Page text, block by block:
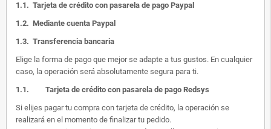
1.1. Tarjeta de crédito con pasarela de pago Paypal
1.2. Mediante cuenta Paypal
1.3. Transferencia bancaria
Elige la forma de pago que mejor se adapte a tus gustos. En cualquier
caso, la operación será absolutamente segura para ti.
1.1. Tarjeta de crédito con pasarela de pago Redsys
Si elijes pagar tu compra con tarjeta de crédito, la operación se
realizará en el momento de finalizar tu pedido.